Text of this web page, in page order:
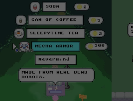
sea bastante dinámico.En poco
completo de personajes a los que
personalizar con puntos de
habilidades en un gran árbol de
persistente y tenemos que fabricar
juego es bastante duro. El estilo
perfección con la jugabilidad, y los
los que me he topado han sido un poco
se monetiza mediante iAPs para una